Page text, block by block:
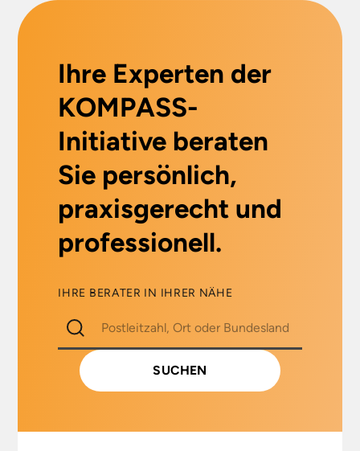
Ihre Experten der
KOMPASS-
Initiative beraten
Sie persönlich,
praxisgerecht und
professionell.
IHRE BERATER IN IHRER NÄHE